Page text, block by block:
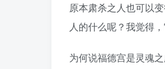
原本肃杀之人也可以
人的什么呢？我觉得
为何说福德宫是灵魂